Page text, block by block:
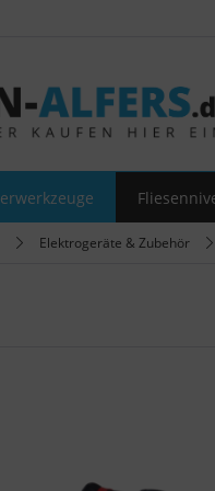
Elektrogeräte & Zubehör